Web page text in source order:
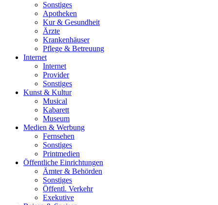
Sonstiges
Apotheken
Kur & Gesundheit
Ärzte
Krankenhäuser
Pflege & Betreuung
Internet
Internet
Provider
Sonstiges
Kunst & Kultur
Musical
Kabarett
Museum
Medien & Werbung
Fernsehen
Sonstiges
Printmedien
Öffentliche Einrichtungen
Ämter & Behörden
Sonstiges
Öffentl. Verkehr
Exekutive